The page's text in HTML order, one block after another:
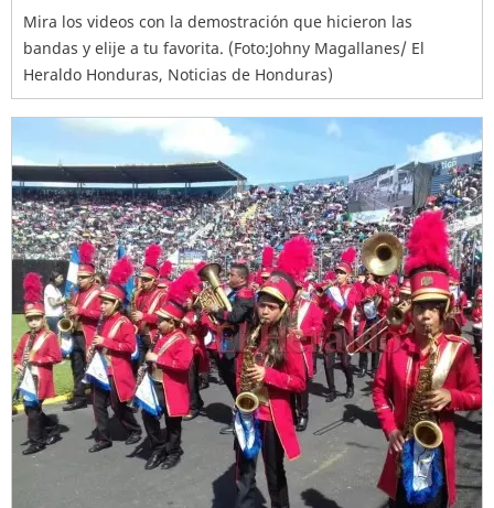
Mira los videos con la demostración que hicieron las
bandas y elije a tu favorita. (Foto:Johny Magallanes/ El
Heraldo Honduras, Noticias de Honduras)